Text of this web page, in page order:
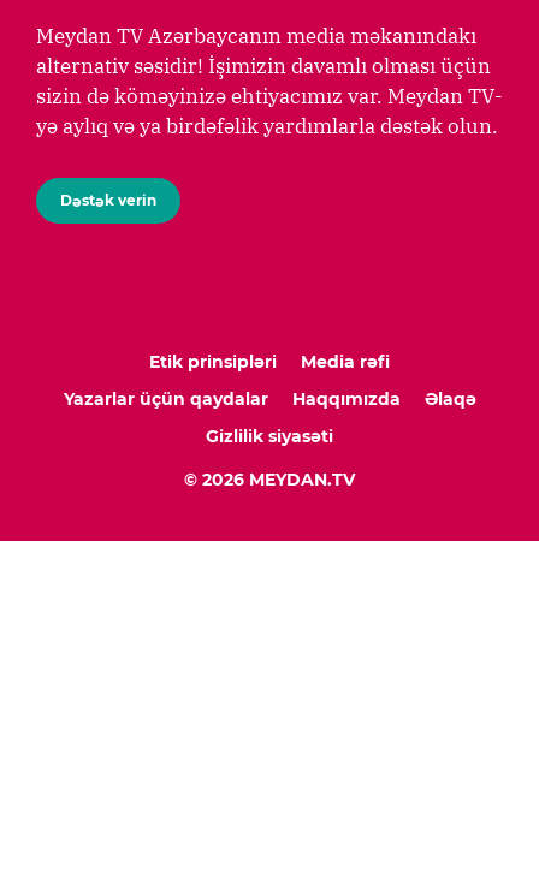
Meydan TV Azərbaycanın media məkanındakı
alternativ səsidir! İşimizin davamlı olması üçün
sizin də köməyinizə ehtiyacımız var. Meydan TV-
yə aylıq və ya birdəfəlik yardımlarla dəstək olun.
Dəstək verin
Etik prinsipləri
Media rəfi
Yazarlar üçün qaydalar
Haqqımızda
Əlaqə
Gizlilik siyasəti
© 2026 MEYDAN.TV